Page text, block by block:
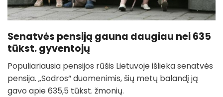
Senatvės pensiją gauna daugiau nei 635
tūkst. gyventojų
Populiariausia pensijos rūšis Lietuvoje išlieka senatvės
pensija. „Sodros“ duomenimis, šių metų balandį ją
gavo apie 635,5 tūkst. žmonių.